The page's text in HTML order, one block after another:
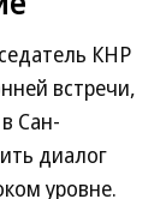
КНР
встречи,
Сан-
диалог
уровне.